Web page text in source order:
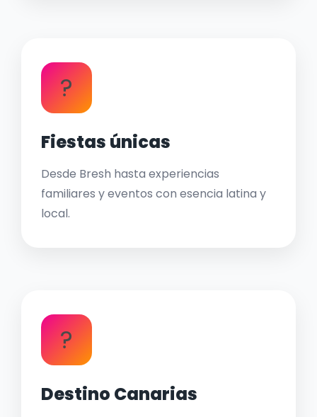
?
Fiestas únicas
Desde Bresh hasta experiencias
familiares y eventos con esencia latina y
local.
?
Destino Canarias